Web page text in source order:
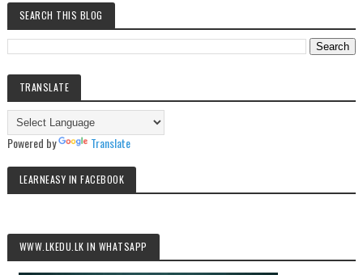
SEARCH THIS BLOG
TRANSLATE
Powered by Translate
LEARNEASY IN FACEBOOK
WWW.LKEDU.LK IN WHATSAPP